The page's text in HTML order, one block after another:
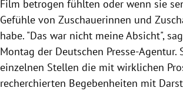
Film betrogen fühlten oder wenn sie
Gefühle von Zuschauerinnen und
habe. "Das war nicht meine Absicht",
Montag der Deutschen Presse-Agentur.
einzelnen Stellen die mit wirklichen
recherchierten Begebenheiten mit